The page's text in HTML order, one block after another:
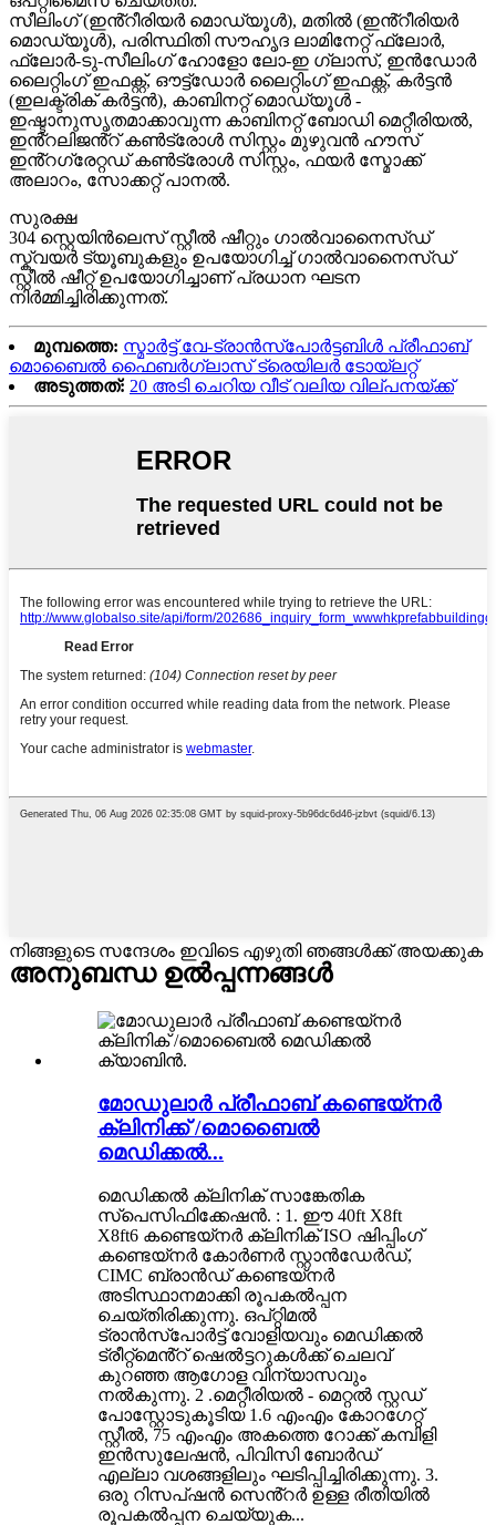
സീലിംഗ് (ഇൻ്റീരിയർ മൊഡ്യൂൾ), മതിൽ (ഇൻ്റീരിയർ
മൊഡ്യൂൾ), പരിസ്ഥിതി സൗഹൃദ ലാമിനേറ്റ് ഫ്ലോർ,
ഫ്ലോർ-ടു-സീലിംഗ് ഹോളോ ലോ-ഇ ഗ്ലാസ്, ഇൻഡോർ
ലൈറ്റിംഗ് ഇഫക്റ്റ്, ഔട്ട്ഡോർ ലൈറ്റിംഗ് ഇഫക്റ്റ്, കർട്ടൻ
(ഇലക്ട്രിക് കർട്ടൻ), കാബിനറ്റ് മൊഡ്യൂൾ -
ഇഷ്ടാനുസൃതമാക്കാവുന്ന കാബിനറ്റ് ബോഡി മെറ്റീരിയൽ,
ഇൻ്റലിജൻ്റ് കൺട്രോൾ സിസ്റ്റം മുഴുവൻ ഹൗസ്
ഇൻ്റഗ്രേറ്റഡ് കൺട്രോൾ സിസ്റ്റം, ഫയർ സ്മോക്ക്
അലാറം, സോക്കറ്റ് പാനൽ.
സുരക്ഷ
304 സ്റ്റെയിൻലെസ് സ്റ്റീൽ ഷീറ്റും ഗാൽവാനൈസ്ഡ്
സ്ക്വയർ ട്യൂബുകളും ഉപയോഗിച്ച് ഗാൽവാനൈസ്ഡ്
സ്റ്റീൽ ഷീറ്റ് ഉപയോഗിച്ചാണ് പ്രധാന ഘടന
നിർമ്മിച്ചിരിക്കുന്നത്.
മുമ്പത്തെ: സ്മാർട്ട് വേ-ട്രാൻസ്പോർട്ടബിൾ പ്രീഫാബ്
മൊബൈൽ ഫൈബർഗ്ലാസ് ട്രെയിലർ ടോയ്ലറ്റ്
അടുത്തത്: 20 അടി ചെറിയ വീട് വലിയ വില്പനയ്ക്ക്
നിങ്ങളുടെ സന്ദേശം ഇവിടെ എഴുതി ഞങ്ങൾക്ക് അയക്കുക
അനുബന്ധ ഉൽപ്പന്നങ്ങൾ
മോഡുലാർ പ്രീഫാബ് കണ്ടെയ്‌നർ
ക്ലിനിക്ക് /മൊബൈൽ
മെഡിക്കൽ...
മെഡിക്കൽ ക്ലിനിക് സാങ്കേതിക
സ്പെസിഫിക്കേഷൻ. : 1. ഈ 40ft X8ft
X8ft6 കണ്ടെയ്‌നർ ക്ലിനിക് ISO ഷിപ്പിംഗ്
കണ്ടെയ്‌നർ കോർണർ സ്റ്റാൻഡേർഡ്,
CIMC ബ്രാൻഡ് കണ്ടെയ്‌നർ
അടിസ്ഥാനമാക്കി രൂപകൽപ്പന
ചെയ്‌തിരിക്കുന്നു. ഒപ്റ്റിമൽ
ട്രാൻസ്പോർട്ട് വോളിയവും മെഡിക്കൽ
ട്രീറ്റ്മെൻ്റ് ഷെൽട്ടറുകൾക്ക് ചെലവ്
കുറഞ്ഞ ആഗോള വിന്യാസവും
നൽകുന്നു. 2 .മെറ്റീരിയൽ - മെറ്റൽ സ്റ്റഡ്
പോസ്റ്റോടുകൂടിയ 1.6 എംഎം കോറഗേറ്റ്
സ്റ്റീൽ, 75 എംഎം അകത്തെ റോക്ക് കമ്പിളി
ഇൻസുലേഷൻ, പിവിസി ബോർഡ്
എല്ലാ വശങ്ങളിലും ഘടിപ്പിച്ചിരിക്കുന്നു. 3.
ഒരു റിസപ്ഷൻ സെൻ്റർ ഉള്ള രീതിയിൽ
രൂപകൽപ്പന ചെയ്യുക...